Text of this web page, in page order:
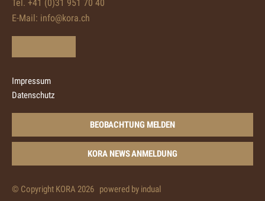
Tel. +41 (0)31 951 70 40
E-Mail: info@kora.ch
© Copyright KORA 2026 powered by indual
Impressum
Datenschutz
BEOBACHTUNG MELDEN
KORA NEWS ANMELDUNG